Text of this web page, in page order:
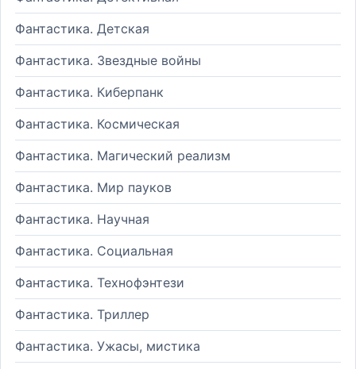
Фантастика. Детская
Фантастика. Звездные войны
Фантастика. Киберпанк
Фантастика. Космическая
Фантастика. Магический реализм
Фантастика. Мир пауков
Фантастика. Научная
Фантастика. Социальная
Фантастика. Технофэнтези
Фантастика. Триллер
Фантастика. Ужасы, мистика